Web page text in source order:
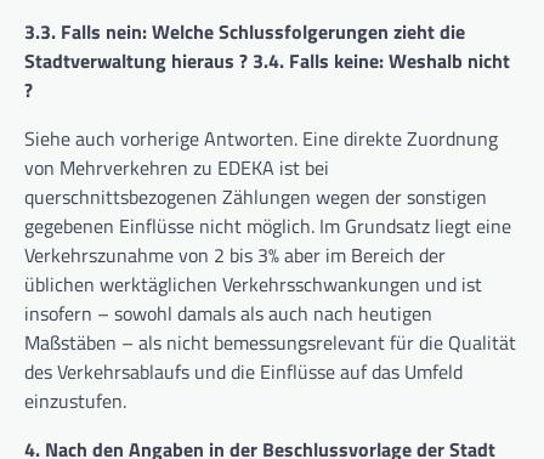
3.3. Falls nein: Welche Schlussfolgerungen zieht die
Stadtverwaltung hieraus ? 3.4. Falls keine: Weshalb nicht
?
Siehe auch vorherige Antworten. Eine direkte Zuordnung
von Mehrverkehren zu EDEKA ist bei
querschnittsbezogenen Zählungen wegen der sonstigen
gegebenen Einflüsse nicht möglich. Im Grundsatz liegt eine
Verkehrszunahme von 2 bis 3% aber im Bereich der
üblichen werktäglichen Verkehrsschwankungen und ist
insofern – sowohl damals als auch nach heutigen
Maßstäben – als nicht bemessungsrelevant für die Qualität
des Verkehrsablaufs und die Einflüsse auf das Umfeld
einzustufen.
4. Nach den Angaben in der Beschlussvorlage der Stadt